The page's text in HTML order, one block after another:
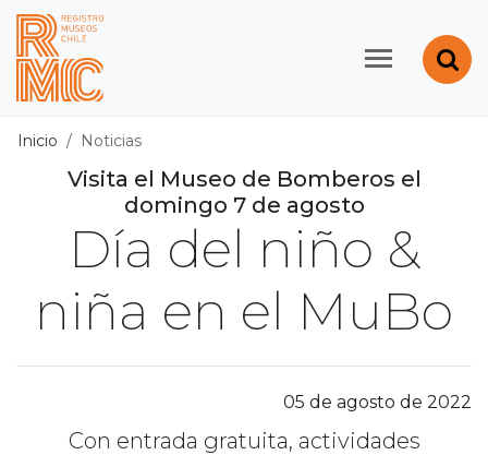
Contenido principal
Registro de Museos
Inicio Noticias
Visita el Museo de Bomberos el
domingo 7 de agosto
Día del niño &
niña en el MuBo
05 de agosto de 2022
Con entrada gratuita, actividades